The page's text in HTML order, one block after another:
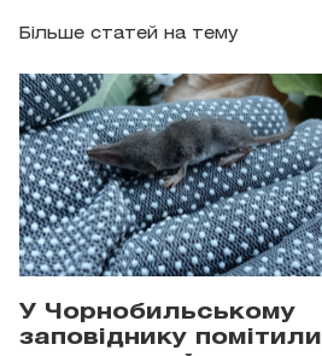
Більше статей на тему
У Чорнобильському
заповіднику помітили